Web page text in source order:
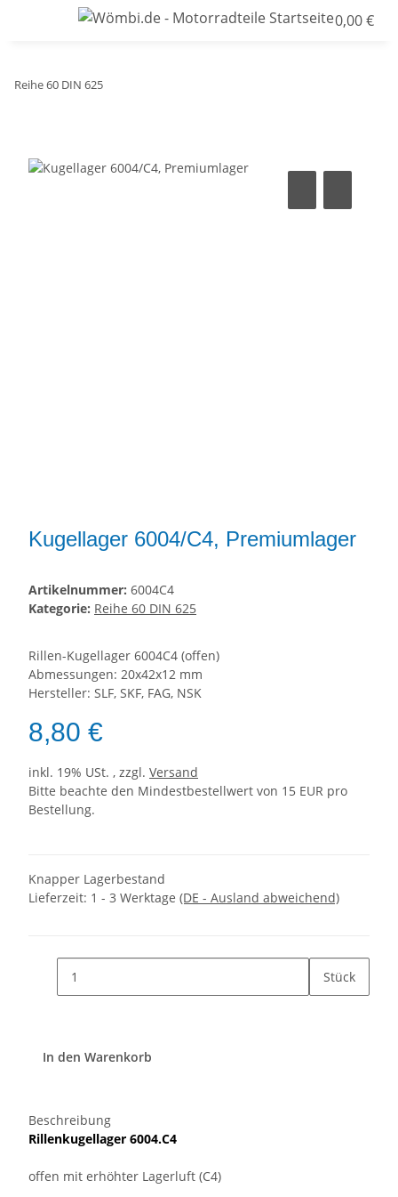
0,00 €
Reihe 60 DIN 625
Kugellager 6004/C4, Premiumlager
Artikelnummer: 6004C4
Kategorie: Reihe 60 DIN 625
Rillen-Kugellager 6004C4 (offen)
Abmessungen: 20x42x12 mm
Hersteller: SLF, SKF, FAG, NSK
8,80 €
inkl. 19% USt. , zzgl. Versand
Bitte beachte den Mindestbestellwert von 15 EUR pro
Bestellung.
Knapper Lagerbestand
Lieferzeit: 1 - 3 Werktage (DE - Ausland abweichend)
Stück
In den Warenkorb
Beschreibung
Rillenkugellager 6004.C4
offen mit erhöhter Lagerluft (C4)